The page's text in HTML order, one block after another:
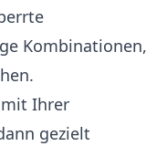
Kombinationen,
Ihrer
gezielt